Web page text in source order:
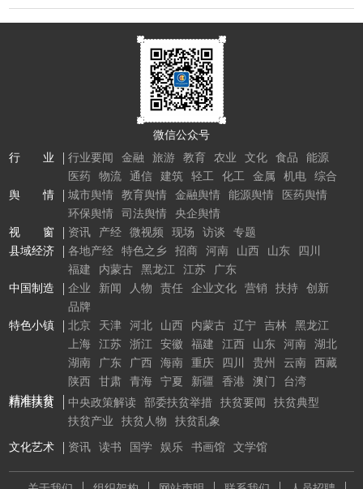
微信公众号
行 业
行业要闻 金融 旅游 教育 农业 文化 食品
能源
医药
物流 通信 建筑 轻工 化工 金属 机电
综合
舆 情
城市舆情 教育舆情 金融舆情 能源舆情
医药舆情
环保舆情
司法舆情
央企舆情
视 窗
资讯 产经 微视频 现场 访谈
专题
县域经济
各地产经 特色之乡 招商 河南 山西 山东
四川
福建
内蒙古 黑龙江 江苏
广东
中国制造
企业 新闻 人物 责任 企业文化 营销 扶持
创新
品牌
特色小镇
北京 天津 河北 山西 内蒙古 辽宁 吉林
黑龙江
上海
江苏 浙江 安徽 福建 江西 山东 河南
湖北
湖南
广东 广西 海南 重庆 四川 贵州 云南
西藏
陕西
甘肃 青海 宁夏 新疆 香港 澳门
台湾
精准扶贫
文化艺术 资讯 读书 国学 娱乐 书画馆 文学馆
精准扶贫 中央政策解读 部委扶贫举措 扶贫要闻
扶贫典型
扶贫产业
扶贫人物 扶贫乱象